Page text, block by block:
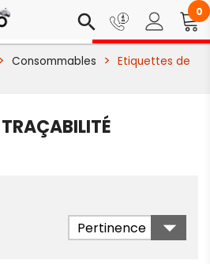
search 0
Consommables
Etiquettes de
Pertinence
